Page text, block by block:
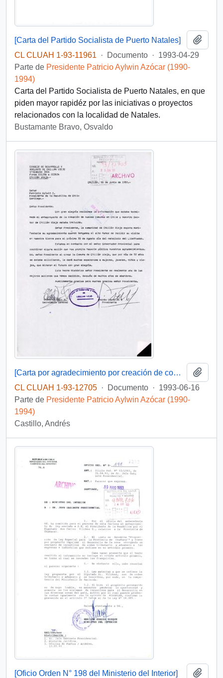
[Carta del Partido Socialista de Puerto Natales]
CL CLUAH 1-93-11961
· Documento · 1993-04-29
Parte de Presidente Patricio Aylwin Azócar (1990-
1994)
Carta del Partido Socialista de Puerto Natales, en que
piden mayor rapidéz por las iniciativas o proyectos
relacionados con la localidad de Natales.
Bustamante Bravo, Osvaldo
[Carta por agradecimiento por creación de comuna Chillán Viejo]
CL CLUAH 1-93-12705 · Documento · 1993-06-16
Parte de Presidente Patricio Aylwin Azócar (1990-
1994)
Castillo, Andrés
[Oficio Orden N° 198 del Ministerio del Interior]